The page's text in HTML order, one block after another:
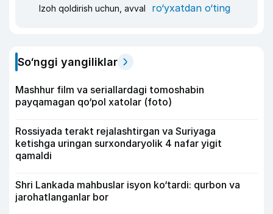
Izoh qoldirish uchun, avval ro‘yxatdan o‘ting
So‘nggi yangiliklar
Mashhur film va seriallardagi tomoshabin
payqamagan qo‘pol xatolar (foto)
Rossiyada terakt rejalashtirgan va Suriyaga
ketishga uringan surxondaryolik 4 nafar yigit
qamaldi
Shri Lankada mahbuslar isyon ko‘tardi: qurbon va
jarohatlanganlar bor